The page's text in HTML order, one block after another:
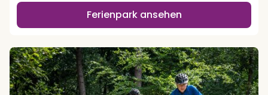
Ferienpark ansehen